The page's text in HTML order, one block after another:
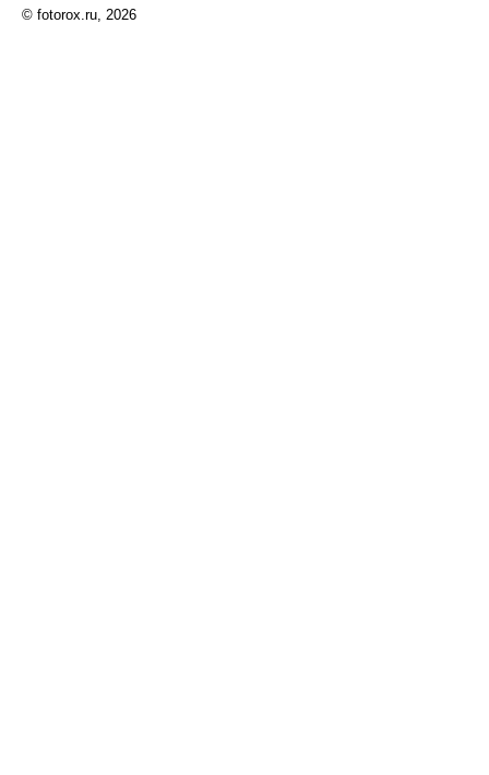
© fotorox.ru, 2026